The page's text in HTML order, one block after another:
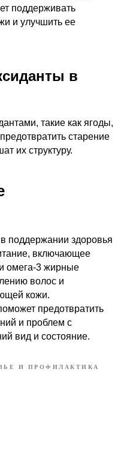
поддерживать
и улучшить ее
в
такие как ягоды,
старение
их структуру.
поддержании здоровья
включающее
омега-3 жирные
волос и
кожи.
предотвратить
и проблем с
вид и состояние.
И ПРОФИЛАКТИКА